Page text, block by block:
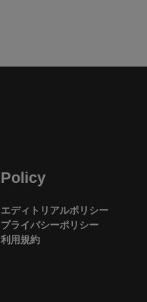
Policy
エディトリアルポリシー
プライバシーポリシー
利用規約